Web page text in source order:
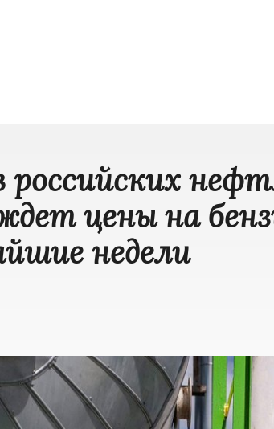
цены на
недели